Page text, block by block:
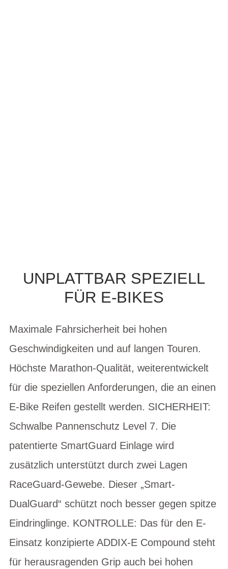
UNPLATTBAR SPEZIELL
FÜR E-BIKES
Maximale Fahrsicherheit bei hohen
Geschwindigkeiten und auf langen Touren.
Höchste Marathon-Qualität, weiterentwickelt
für die speziellen Anforderungen, die an einen
E-Bike Reifen gestellt werden. SICHERHEIT:
Schwalbe Pannenschutz Level 7. Die
patentierte SmartGuard Einlage wird
zusätzlich unterstützt durch zwei Lagen
RaceGuard-Gewebe. Dieser „Smart-
DualGuard“ schützt noch besser gegen spitze
Eindringlinge. KONTROLLE: Das für den E-
Einsatz konzipierte ADDIX-E Compound steht
für herausragenden Grip auch bei hohen